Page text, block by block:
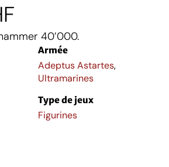
40’000.
Armée
Adeptus Astartes,
Ultramarines
Type de jeux
Figurines